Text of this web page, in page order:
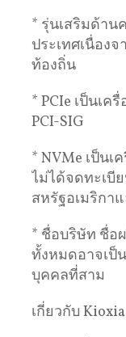
* รุ่นเสริมด้า
ประเทศเนื่อง
ท้องถิ่น
* PCIe เป็นเค
PCI-SIG
* NVMe เป็น
ไม่ได้จดทะเบี
สหรัฐอเมริกา
* ชื่อบริษัท ชื่อ
ทั้งหมดอาจเป็
บุคคลที่สาม
เกี่ยวกับ Kioxia